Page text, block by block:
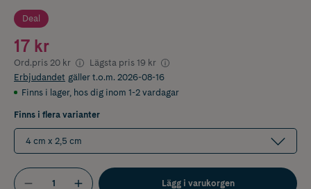
Deal
17 kr
Ord.pris 20 kr Lägsta pris 19 kr
Erbjudandet gäller t.o.m. 2026-08-16
Finns i lager, hos dig inom 1-2 vardagar
Finns i flera varianter
4 cm x 2,5 cm
Lägg i varukorgen